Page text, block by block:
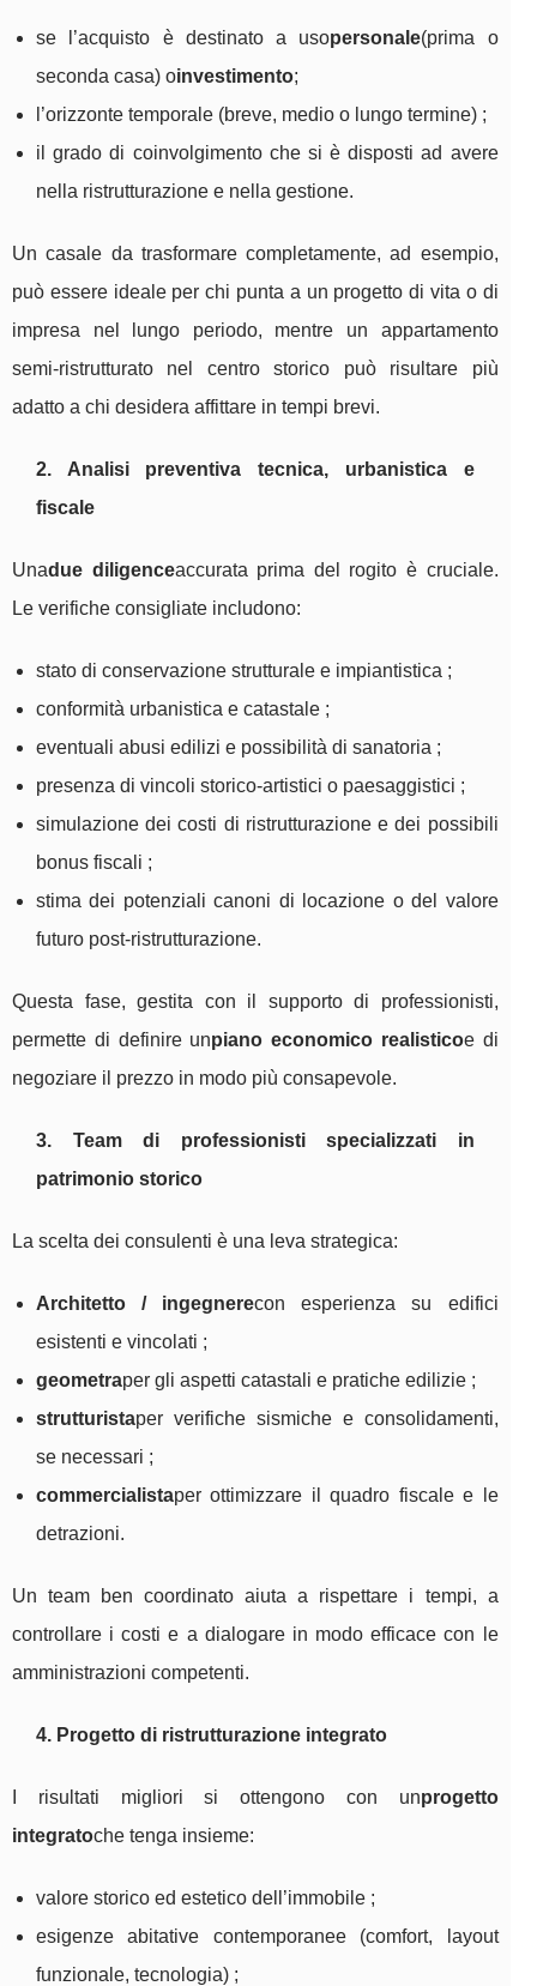
se l’acquisto è destinato a usopersonale(prima o
seconda casa) oinvestimento;
l’orizzonte temporale (breve, medio o lungo termine) ;
il grado di coinvolgimento che si è disposti ad avere
nella ristrutturazione e nella gestione.
Un casale da trasformare completamente, ad esempio,
può essere ideale per chi punta a un progetto di vita o di
impresa nel lungo periodo, mentre un appartamento
semi-ristrutturato nel centro storico può risultare più
adatto a chi desidera affittare in tempi brevi.
2. Analisi preventiva tecnica, urbanistica e
fiscale
Unadue diligenceaccurata prima del rogito è cruciale.
Le verifiche consigliate includono:
stato di conservazione strutturale e impiantistica ;
conformità urbanistica e catastale ;
eventuali abusi edilizi e possibilità di sanatoria ;
presenza di vincoli storico-artistici o paesaggistici ;
simulazione dei costi di ristrutturazione e dei possibili
bonus fiscali ;
stima dei potenziali canoni di locazione o del valore
futuro post-ristrutturazione.
Questa fase, gestita con il supporto di professionisti,
permette di definire unpiano economico realisticoe di
negoziare il prezzo in modo più consapevole.
3. Team di professionisti specializzati in
patrimonio storico
La scelta dei consulenti è una leva strategica:
Architetto / ingegnerecon esperienza su edifici
esistenti e vincolati ;
geometraper gli aspetti catastali e pratiche edilizie ;
strutturistaper verifiche sismiche e consolidamenti,
se necessari ;
commercialistaper ottimizzare il quadro fiscale e le
detrazioni.
Un team ben coordinato aiuta a rispettare i tempi, a
controllare i costi e a dialogare in modo efficace con le
amministrazioni competenti.
4. Progetto di ristrutturazione integrato
I risultati migliori si ottengono con unprogetto
integratoche tenga insieme:
valore storico ed estetico dell’immobile ;
esigenze abitative contemporanee (comfort, layout
funzionale, tecnologia) ;